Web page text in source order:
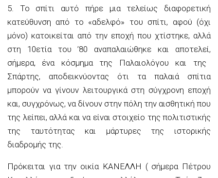
5 . Το σπίτι αυτό πήρε μια τελείως διαφορετική
κατεύθυνση από το «αδελφό» του σπίτι, αφού (όχι
μόνο) κατοικείται από την εποχή που χτίστηκε, αλλά
στη 10ετία του ’80 αναπαλαιώθηκε και αποτελεί,
σήμερα, ένα κόσμημα της Παλαιολόγου και της
Σπάρτης, αποδεικνύοντας ότι τα παλαιά σπίτια
μπορούν να γίνουν λειτουργικά στη σύγχρονη εποχή
και, συγχρόνως, να δίνουν στην πόλη την αισθητική που
της λείπει, αλλά και να είναι στοιχείο της πολιτιστικής
της ταυτότητας και μάρτυρες της ιστορικής
διαδρομής της.
Πρόκειται για την οικία ΚΑΝΕΛΛΗ ( σήμερα Πέτρου